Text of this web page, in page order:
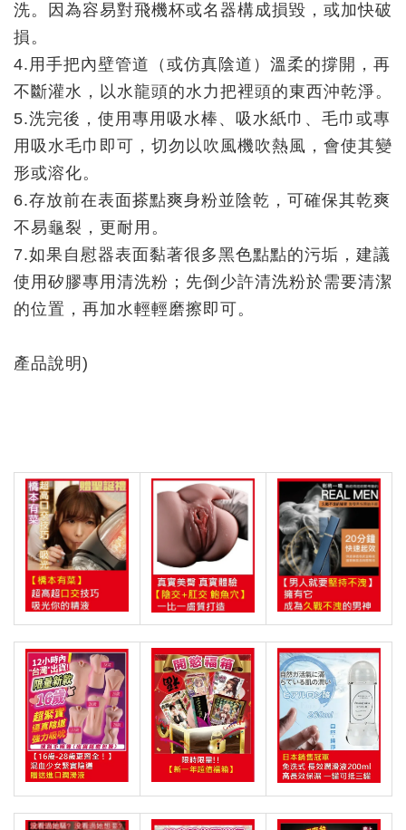
洗。因為容易對飛機杯或名器構成損毀，或加快破
損。
4.用手把內壁管道（或仿真陰道）溫柔的撐開，再
不斷灌水，以水龍頭的水力把裡頭的東西沖乾淨。
5.洗完後，使用專用吸水棒、吸水紙巾、毛巾或專
用吸水毛巾即可，切勿以吹風機吹熱風，會使其變
形或溶化。
6.存放前在表面搽點爽身粉並陰乾，可確保其乾爽
不易龜裂，更耐用。
7.如果自慰器表面黏著很多黑色點點的污垢，建議
使用矽膠專用清洗粉；先倒少許清洗粉於需要清潔
的位置，再加水輕輕磨擦即可。
產品說明)